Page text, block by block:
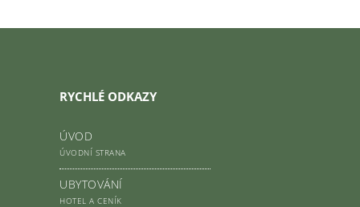
RYCHLÉ ODKAZY
ÚVOD
ÚVODNÍ STRANA
UBYTOVÁNÍ
HOTEL A CENÍK